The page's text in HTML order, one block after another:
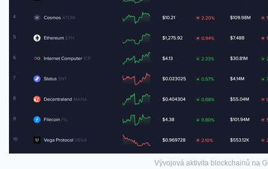
Vývojová aktivita blockchainů na